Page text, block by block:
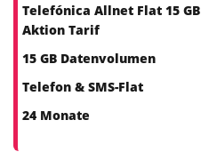
Telefónica Allnet Flat 15 GB
Aktion Tarif
15 GB Datenvolumen
Telefon & SMS-Flat
24 Monate